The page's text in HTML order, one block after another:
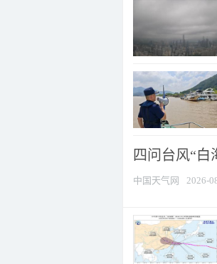
四问台风“白
中国天气网 2026-